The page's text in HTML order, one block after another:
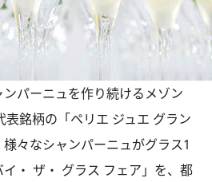
パーニュを作り続けるメゾン
表銘柄の「ペリエ ジュエ グラン
々なシャンパーニュがグラス1
・ ザ・ グラス フェア」を、都